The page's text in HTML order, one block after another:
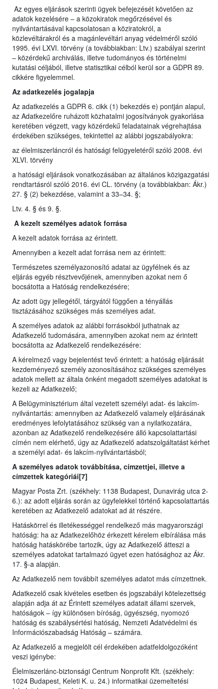
Az egyes eljárások szerinti ügyek befejezését követően az
adatok kezelésére – a közokiratok megőrzésével és
nyilvántartásával kapcsolatosan a köziratokról, a
közlevéltárakról és a magánlevéltári anyag védelméről szóló
1995. évi LXVI. törvény (a továbbiakban: Ltv.) szabályai szerint
– közérdekű archiválás, illetve tudományos és történelmi
kutatási céljából, illetve statisztikai célból kerül sor a GDPR 89.
cikkére figyelemmel.
Az adatkezelés jogalapja
Az adatkezelés a GDPR 6. cikk (1) bekezdés e) pontján alapul,
az Adatkezelőre ruházott közhatalmi jogosítványok gyakorlása
keretében végzett, vagy közérdekű feladatainak végrehajtása
érdekében szükséges, tekintettel az alábbi jogszabályokra:
az élelmiszerláncról és hatósági felügyeletéről szóló 2008. évi
XLVI. törvény
a hatósági eljárások vonatkozásában az általános közigazgatási
rendtartásról szóló 2016. évi CL. törvény (a továbbiakban: Ákr.)
27. § (2) bekezdése, valamint a 33–34. §;
Ltv. 4. § és 9. §.
A kezelt személyes adatok forrása
A kezelt adatok forrása az érintett.
Amennyiben a kezelt adat forrása nem az érintett:
Természetes személyazonosító adatai az ügyfélnek és az
eljárás egyéb résztvevőjének, amennyiben azokat nem ő
bocsátotta a Hatóság rendelkezésére;
Az adott ügy jellegétől, tárgyától függően a tényállás
tisztázásához szükséges más személyes adat.
A személyes adatok az alábbi forrásokból juthatnak az
Adatkezelő tudomására, amennyiben azokat nem az érintett
bocsátotta az Adatkezelő rendelkezésére:
A kérelmező vagy bejelentést tevő érintett: a hatóság eljárását
kezdeményező személy azonosításához szükséges személyes
adatok mellett az általa önként megadott személyes adatokat is
kezeli az Adatkezelő;
A Belügyminisztérium által vezetett személyi adat- és lakcím-
nyilvántartás: amennyiben az Adatkezelő valamely eljárásának
eredményes lefolytatásához szükség van a nyilatkozatára,
azonban az Adatkezelő rendelkezésére álló kapcsolattartási
címén nem elérhető, úgy az Adatkezelő adatszolgáltatást kérhet
a személyi adat- és lakcím-nyilvántartásból;
A személyes adatok továbbítása, címzettjei, illetve a
címzettek kategóriái[7]
Magyar Posta Zrt. (székhely: 1138 Budapest, Dunavirág utca 2-
6.): az adott eljárás során az ügyfelekkel történő kapcsolattartás
keretében az Adatkezelő adatokat ad át részére.
Hatáskörrel és illetékességgel rendelkező más magyarországi
hatóság: ha az Adatkezelőhöz érkezett kérelem elbírálása más
hatóság hatáskörébe tartozik, úgy az Adatkezelő átteszi a
személyes adatokat tartalmazó ügyet ezen hatósághoz az Ákr.
17. §-a alapján.
Az Adatkezelő nem továbbít személyes adatot más címzettnek.
Adatkezelő csak kivételes esetben és jogszabályi kötelezettség
alapján adja át az Érintett személyes adatait állami szervek,
hatóságok – így különösen bíróság, ügyészség, nyomozó
hatóság és szabálysértési hatóság, Nemzeti Adatvédelmi és
Információszabadság Hatóság – számára.
Az Adatkezelő a megjelölt cél érdekében adatfeldolgozóként
veszi igénybe:
Élelmiszerlánc-biztonsági Centrum Nonprofit Kft. (székhely:
1024 Budapest, Keleti K. u. 24.) informatikai üzemeltetési